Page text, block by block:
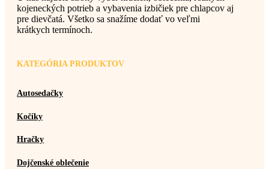
kojeneckých potrieb a vybavenia izbičiek pre chlapcov aj
pre dievčatá. Všetko sa snažíme dodať vo veľmi
krátkych termínoch.
KATEGÓRIA PRODUKTOV
Autosedačky
Kočíky
Hračky
Dojčenské oblečenie